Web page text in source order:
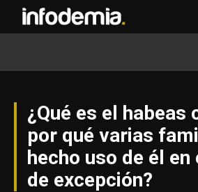
¿Qué es el habeas
por qué varias
hecho uso de él
de excepción?